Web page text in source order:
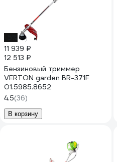
11 939 ₽
12 513 ₽
Бензиновый триммер
VERTON garden BR-371F
01.5985.8652
4.5(36)
В корзину